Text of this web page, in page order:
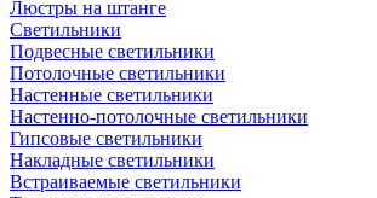
Люстры на штанге
Светильники
Подвесные светильники
Потолочные светильники
Настенные светильники
Настенно-потолочные светильники
Гипсовые светильники
Накладные светильники
Встраиваемые светильники